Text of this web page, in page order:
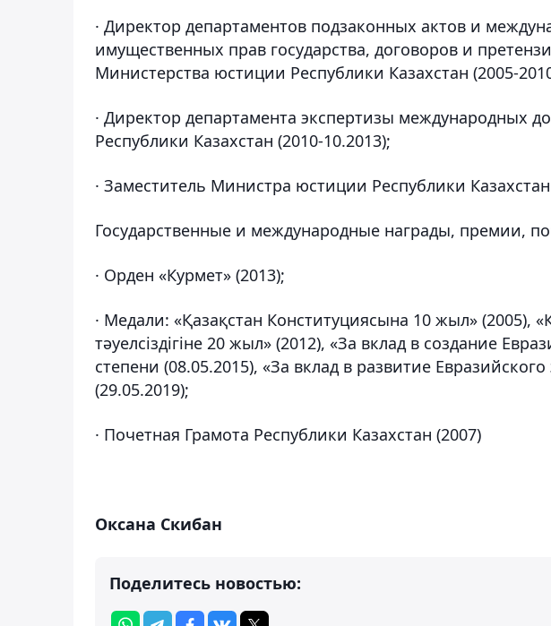
· Директор департаментов подзаконных актов и
имущественных прав государства, договоров и
Министерства юстиции Республики Казахстан (2005-
· Директор департамента экспертизы международных
Республики Казахстан (2010-10.2013);
· Заместитель Министра юстиции Республики Казахстан
Государственные и международные награды, премии,
· Орден «Курмет» (2013);
· Медали: «Қазақстан Конституциясына 10 жыл» (2005),
тәуелсіздігіне 20 жыл» (2012), «За вклад в создание
степени (08.05.2015), «За вклад в развитие
(29.05.2019);
· Почетная Грамота Республики Казахстан (2007)
Оксана Скибан
Поделитесь новостью: